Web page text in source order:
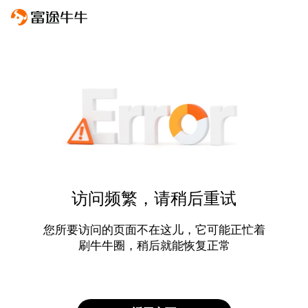
访问频繁，请稍后重试
您所要访问的页面不在这儿，它可能正忙着
刷牛牛圈，稍后就能恢复正常